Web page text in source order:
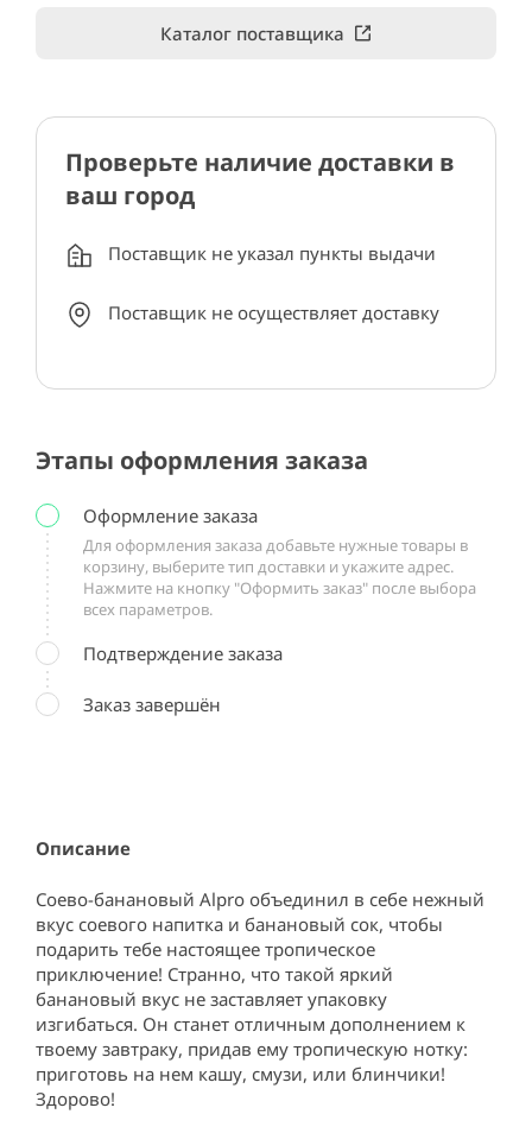
Описание
Соево-банановый Alpro объединил в себе нежный
вкус соевого напитка и банановый сок, чтобы
подарить тебе настоящее тропическое
приключение! Странно, что такой яркий
банановый вкус не заставляет упаковку
изгибаться. Он станет отличным дополнением к
твоему завтраку, придав ему тропическую нотку:
приготовь на нем кашу, смузи, или блинчики!
Здорово!
Каталог поставщика
Проверьте наличие доставки в
ваш город
Поставщик не указал пункты выдачи
Поставщик не осуществляет доставку
Этапы оформления заказа
Оформление заказа
Для оформления заказа добавьте нужные товары в
корзину, выберите тип доставки и укажите адрес.
Нажмите на кнопку "Оформить заказ" после выбора
всех параметров.
Подтверждение заказа
Заказ завершён